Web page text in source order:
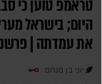
טראמפ טוען כי
היום; בישראל
את עמדתה |
יוני בן מנחם